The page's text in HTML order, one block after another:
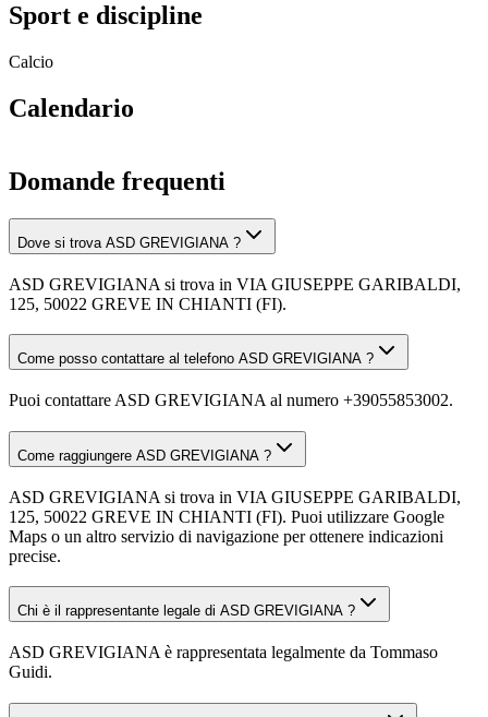
Sport e discipline
Calcio
Calendario
Domande frequenti
Dove si trova ASD GREVIGIANA ?
ASD GREVIGIANA si trova in VIA GIUSEPPE GARIBALDI,
125, 50022 GREVE IN CHIANTI (FI).
Come posso contattare al telefono ASD GREVIGIANA ?
Puoi contattare ASD GREVIGIANA al numero +39055853002.
Come raggiungere ASD GREVIGIANA ?
ASD GREVIGIANA si trova in VIA GIUSEPPE GARIBALDI,
125, 50022 GREVE IN CHIANTI (FI). Puoi utilizzare Google
Maps o un altro servizio di navigazione per ottenere indicazioni
precise.
Chi è il rappresentante legale di ASD GREVIGIANA ?
ASD GREVIGIANA è rappresentata legalmente da Tommaso
Guidi.